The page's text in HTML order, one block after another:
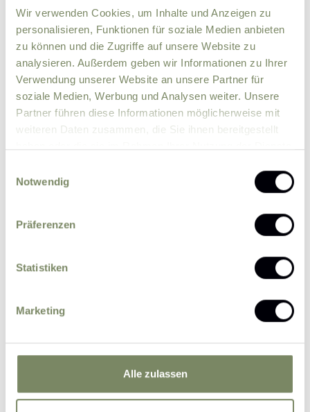
Wir verwenden Cookies, um Inhalte und Anzeigen zu
personalisieren, Funktionen für soziale Medien anbieten
zu können und die Zugriffe auf unsere Website zu
analysieren. Außerdem geben wir Informationen zu Ihrer
Verwendung unserer Website an unsere Partner für
soziale Medien, Werbung und Analysen weiter. Unsere
Partner führen diese Informationen möglicherweise mit
weiteren Daten zusammen, die Sie ihnen bereitgestellt
Notwendig
Präferenzen
Statistiken
Marketing
Alle zulassen
Country
Comment
offers by e-mail.
may be processed by the data protection officer
for the purpose of processing my enquiry on the
basis of the consent given by me by sending the